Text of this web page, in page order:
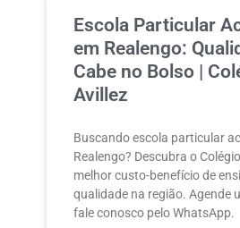
Escola Particular
em Realengo:
Cabe no Bolso |
Avillez
Buscando escola particular
Realengo? Descubra o
melhor custo-benefício de
qualidade na região. Agende
fale conosco pelo WhatsApp.